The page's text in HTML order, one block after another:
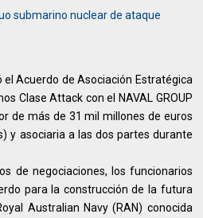
submarino nuclear de ataque
Acuerdo de Asociación Estratégica
Clase Attack con el NAVAL GROUP
de más de 31 mil millones de euros
y asociaria a las dos partes durante
de negociaciones, los funcionarios
para la construcción de la futura
Australian Navy (RAN) conocida